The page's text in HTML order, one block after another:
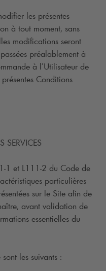
les présentes
à tout moment, sans
modifications seront
préalablement à
à l’Utilisateur de
Conditions
SERVICES
1 et L111-2 du Code de
particulières
sur le Site afin de
avant validation de
essentielles du
les suivants :